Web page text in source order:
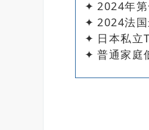
✦2024年
✦2024法
✦ 日本私立
✦普通家庭